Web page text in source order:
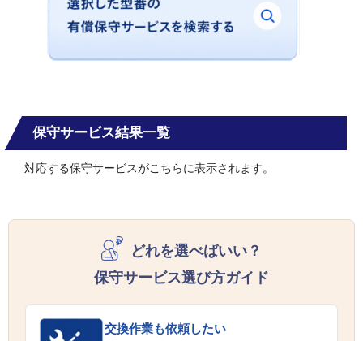
保守サービス結果一覧
対応する保守サービスがこちらに表示されます。
どれを選べばいい？
保守サービス選び方ガイド
交換作業も依頼したい